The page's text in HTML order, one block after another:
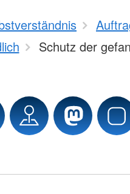
Schutz der